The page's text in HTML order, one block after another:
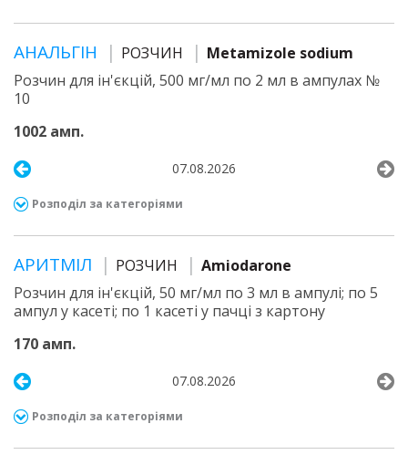
АНАЛЬГІН РОЗЧИН
Metamizole sodium
Розчин для ін'єкцій, 500 мг/мл по 2 мл в ампулах №
10
1002 амп.
07.08.2026
Розподіл за категоріями
АРИТМІЛ РОЗЧИН
Amiodarone
Розчин для ін'єкцій, 50 мг/мл по 3 мл в ампулі; по 5
ампул у касеті; по 1 касеті у пачці з картону
170 амп.
07.08.2026
Розподіл за категоріями